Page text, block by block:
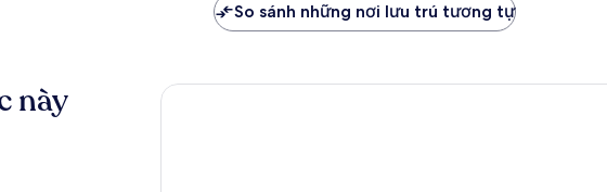
So sánh những nơi lưu trú tương tự
này